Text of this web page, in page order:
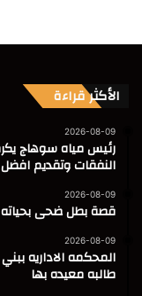
الأكثر قراءة
2026-08-09
رئيس مياه سوهاج
النفقات وتقديم
2026-08-09
قصة بطل ضحى بحياته
2026-08-09
المحكمه الاداريه
طالبه معيده بها